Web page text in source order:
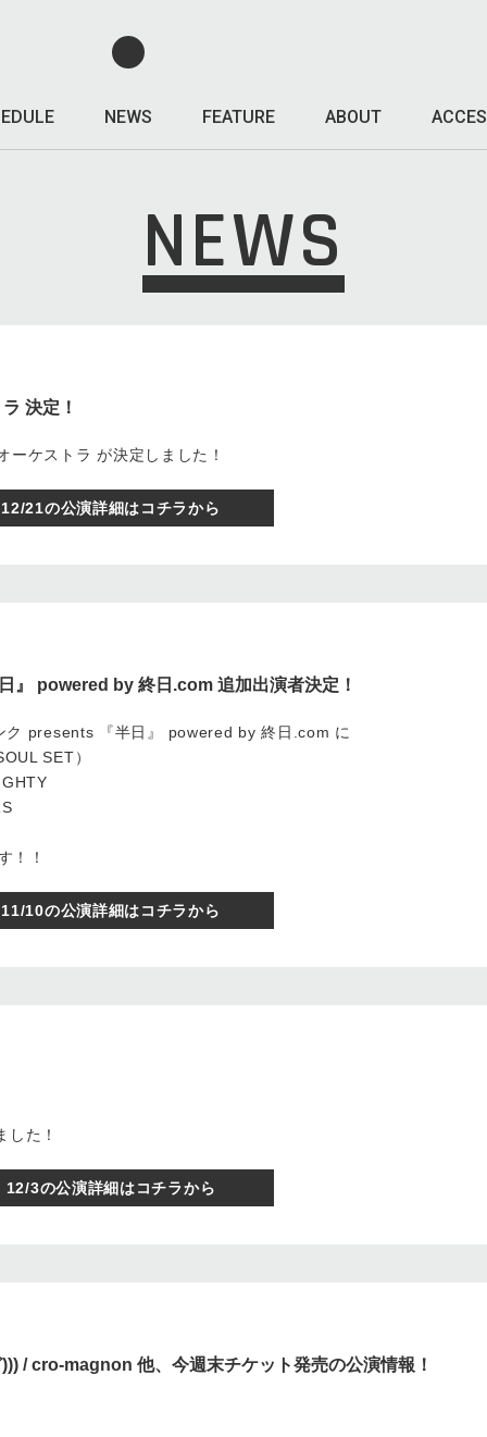
NEWS FEATURE ABOUT
NEWS
決定！
ケストラ が決定しました！
12/21の公演詳細はコチラから
』 powered by 終日.com 追加出演者決定！
ク presents 『半日』 powered by 終日.com に
SET）
！！
11/10の公演詳細はコチラから
た！
12/3の公演詳細はコチラから
/ cro-magnon 他、今週末チケット発売の公演情報！